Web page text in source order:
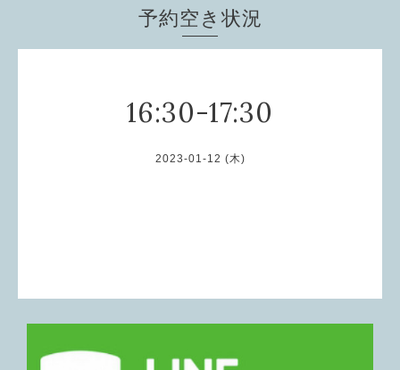
予約空き状況
16:30-17:30
2023-01-12 (木)